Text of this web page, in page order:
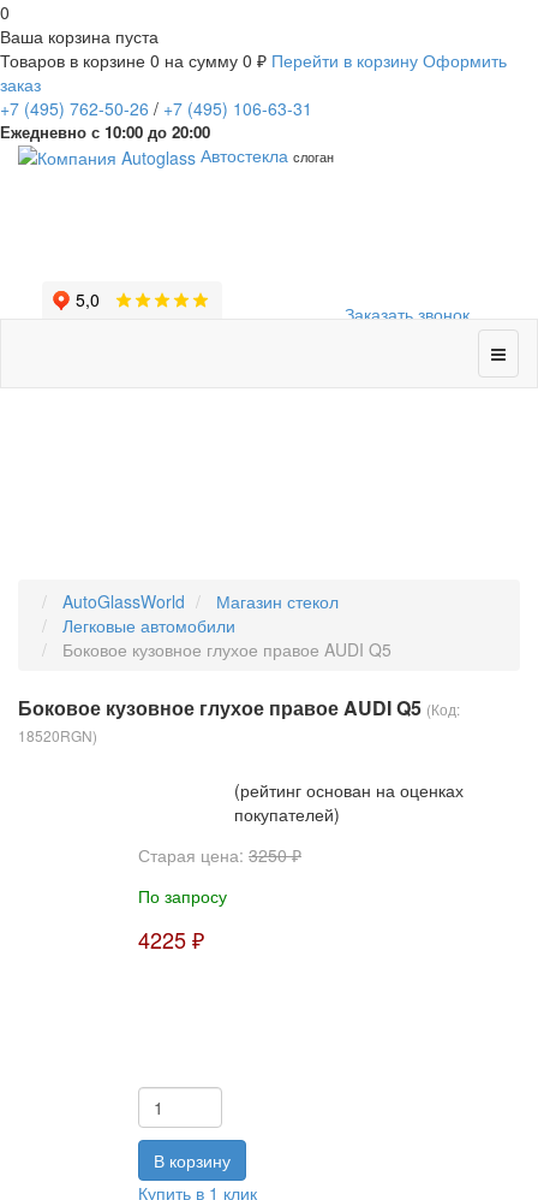
0
Ваша корзина пуста
Товаров в корзине 0 на сумму 0 ₽ Перейти в корзину Оформить
заказ
+7 (495) 762-50-26 / +7 (495) 106-63-31
Ежедневно с 10:00 до 20:00
Заказать звонок
Автостекла слоган
AutoGlassWorld
Магазин стекол
Легковые автомобили
Боковое кузовное глухое правое AUDI Q5
Боковое кузовное глухое правое AUDI Q5 (Код:
18520RGN)
(рейтинг основан на оценках
покупателей)
Старая цена: 3250 ₽
По запросу
4225 ₽
Купить в 1 клик